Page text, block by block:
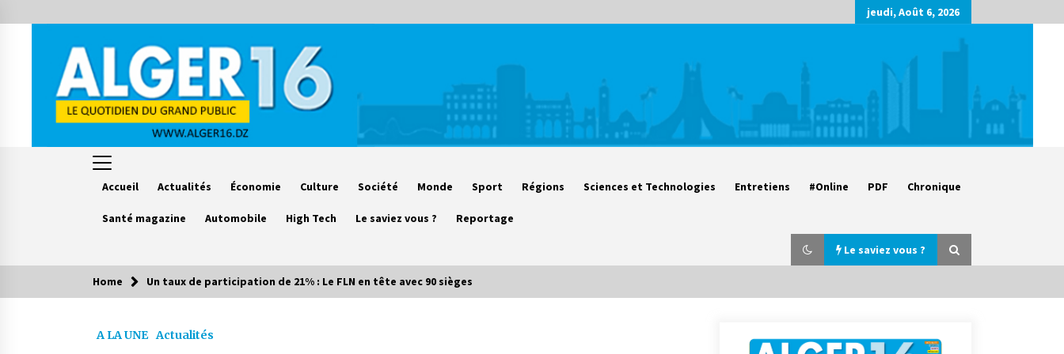
to
jeudi, Août 6, 2026
Accueil Actualités Économie Culture Société Monde Sport Régions Sciences et Technologies Entretiens #Online PDF Chronique
Santé magazine Automobile High Tech Le saviez vous ? Reportage
Le saviez vous ?
Le saviez vous ?
Accidents de la circulation : 11
Parking de la Promenade des
Sablettes : Mis en service de bornes
Home Un taux de participation de 21% : Le FLN en tête avec 90 sièges
A LA UNE Actualités